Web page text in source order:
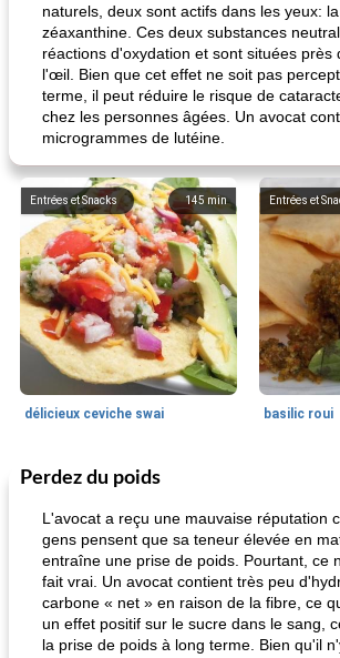
naturels, deux sont actifs dans les yeux:
zéaxanthine. Ces deux substances
réactions d'oxydation et sont situées près
l'œil. Bien que cet effet ne soit pas
terme, il peut réduire le risque de
chez les personnes âgées. Un avocat
microgrammes de lutéine.
145 min
Entrées et Snacks
délicieux ceviche swai
Entrées et
basilic roui
Déjeuner / Snacks
Perdez du poids
L'avocat a reçu une mauvaise réputation
gens pensent que sa teneur élevée en
entraîne une prise de poids. Pourtant, ce
fait vrai. Un avocat contient très peu
carbone « net » en raison de la fibre, ce
un effet positif sur le sucre dans le sang,
la prise de poids à long terme. Bien qu'il